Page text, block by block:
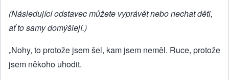
(Následující odstavec můžete vyprávět nebo nechat děti,
ať to samy domýšlejí.)
„Nohy, to protože jsem šel, kam jsem neměl. Ruce, protože
jsem někoho uhodit.